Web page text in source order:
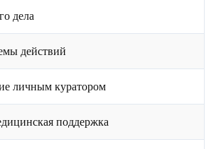
дела
действий
личным куратором
поддержка